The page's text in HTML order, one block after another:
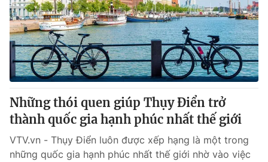
Những thói quen giúp Thụy Điển trở
thành quốc gia hạnh phúc nhất thế giới
VTV.vn - Thụy Điển luôn được xếp hạng là một trong
những quốc gia hạnh phúc nhất thế giới nhờ vào việc